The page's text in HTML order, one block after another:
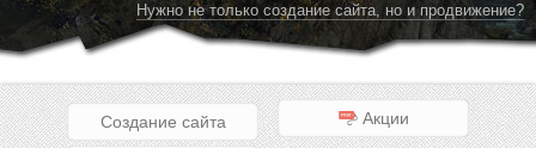
Нужно не только создание сайта, но и продвижение?
Создание сайта Акции